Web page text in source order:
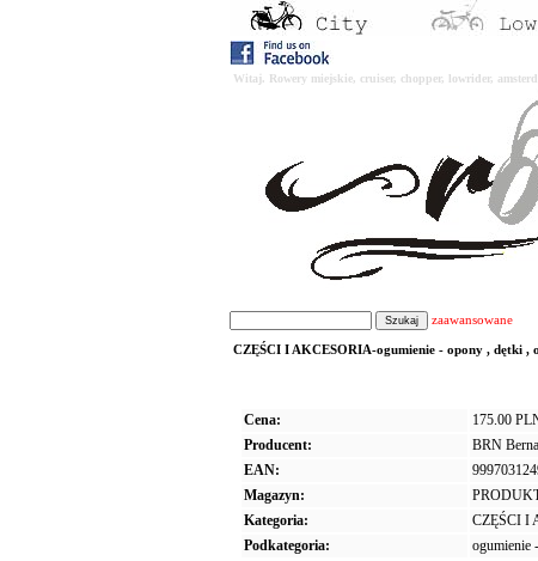
Witaj. Rowery miejskie, cruiser, chopper, lowrider,
zaawansowane
CZĘŚCI I AKCESORIA-ogumienie - opony , dętki ,
Cena:
175.00
Producent:
BRN
EAN:
Magazyn:
Kategoria:
CZĘŚCI I
Podkategoria:
ogumienie